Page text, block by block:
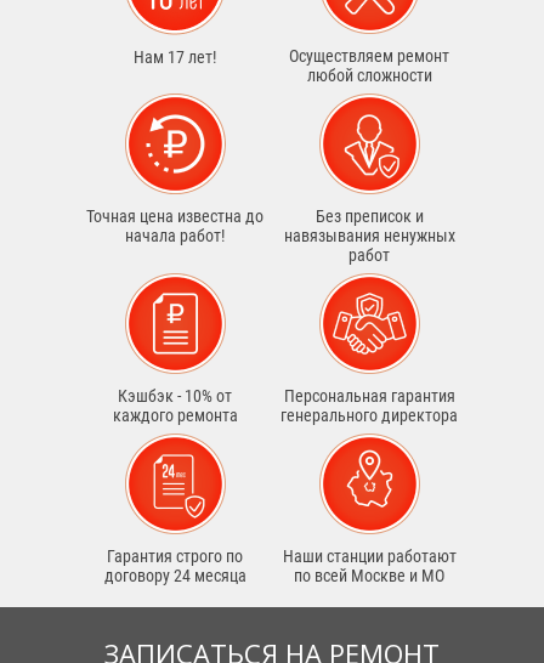
Нам 17 лет!
Осуществляем ремонт
любой сложности
Точная цена известна до
начала работ!
Без преписок и
навязывания ненужных
работ
Кэшбэк - 10% от
каждого ремонта
Персональная гарантия
генерального директора
Гарантия строго по
договору 24 месяца
Наши станции работают
по всей Москве и МО
ЗАПИСАТЬСЯ НА РЕМОНТ